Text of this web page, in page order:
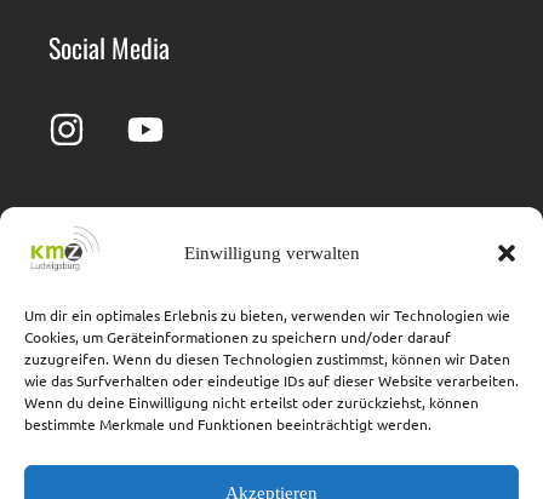
Einwilligung verwalten
Um dir ein optimales Erlebnis zu bieten, verwenden wir Technologien wie
Cookies, um Geräteinformationen zu speichern und/oder darauf
zuzugreifen. Wenn du diesen Technologien zustimmst, können wir Daten
wie das Surfverhalten oder eindeutige IDs auf dieser Website verarbeiten.
Wenn du deine Einwilligung nicht erteilst oder zurückziehst, können
bestimmte Merkmale und Funktionen beeinträchtigt werden.
Akzeptieren
Social Media
Impressum
Barrierefreiheit
Adresse
Hindenburgstraße 40
(im Landratsamt Ludwigsburg)